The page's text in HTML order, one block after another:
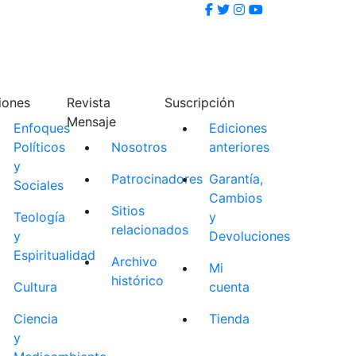
Enfoques
Políticos
y
Sociales
Teología
y
Espiritualidad
Cultura
Ciencia
y
Revista
Mensaje
Nosotros
Patrocinadores
Sitios
relacionados
Archivo
histórico
Suscripción
Ediciones
anteriores
Garantía,
Cambios
y
Devoluciones
Mi
cuenta
Tienda